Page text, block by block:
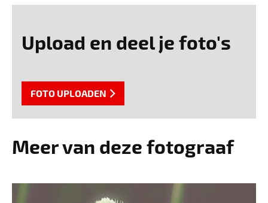
Upload en deel je foto's
FOTO UPLOADEN
Meer van deze fotograaf